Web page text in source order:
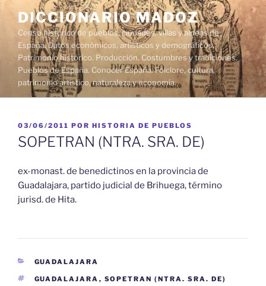
contenido
DICCIONARIO MADOZ
Censo histórico de pueblos, ciudades, villas y aldeas de
España. Datos económicos, artísticos y demográficos.
Patrimonio histórico. Producción. Costumbres y tradiciones.
Pueblos de España. Conocer España. Folclore, cultura,
patrimonio artístico, naturaleza y economía.
PUBLICADO
EL
03/06/2011 POR HISTORIA DE PUEBLOS
SOPETRAN (NTRA. SRA. DE)
ex-monast. de benedictinos en la provincia de
Guadalajara, partido judicial de Brihuega, término
jurisd. de Hita.
CATEGORÍAS
GUADALAJARA
ETIQUETAS
GUADALAJARA , SOPETRAN (NTRA. SRA. DE)